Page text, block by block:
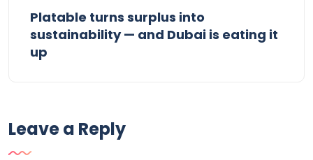
Platable turns surplus into
sustainability — and Dubai is eating it
up
Leave a Reply